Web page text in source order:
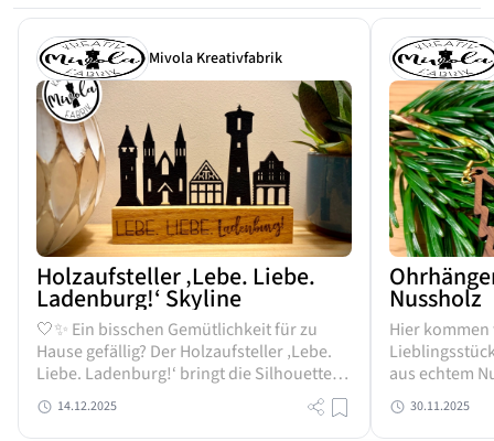
Mivola Kreativfabrik
Holzaufsteller ‚Lebe. Liebe.
Ladenburg!‘ Skyline
🤍✨ Ein bisschen Gemütlichkeit für zu
Hause gefällig? Der Holzaufsteller ‚Lebe.
Liebe. Ladenburg!‘ bringt die Silhouette
der Stadt vom Wasserturm bis zur
historischen Altstadt im übersichtlichen
14.12.2025
Nussholz
Hier
aus echtem
gefertigt,
Hauch Natur
30.11.2025